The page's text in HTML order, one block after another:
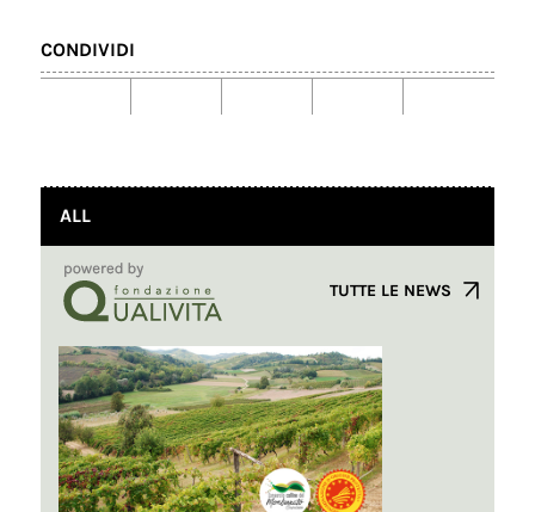
CONDIVIDI
ALL
TUTTE LE NEWS